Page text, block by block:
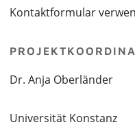
Kontaktformular
Dr. Anja Oberländer
Universität Konstanz